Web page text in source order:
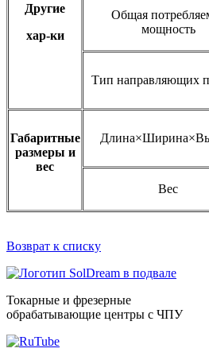
Другие
хар-ки
Общая
мощность
Тип направляющих
Габаритные
размеры и
вес
Вес
Возврат к списку
Токарные и фрезерные
обрабатывающие центры с ЧПУ